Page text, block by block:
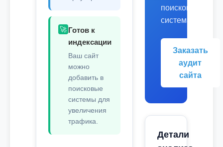
🚀 Готов к
индексации
Ваш сайт
можно
добавить в
поисковые
системы для
увеличения
трафика.
поисковых
системах.
Заказать
аудит
сайта
Детали